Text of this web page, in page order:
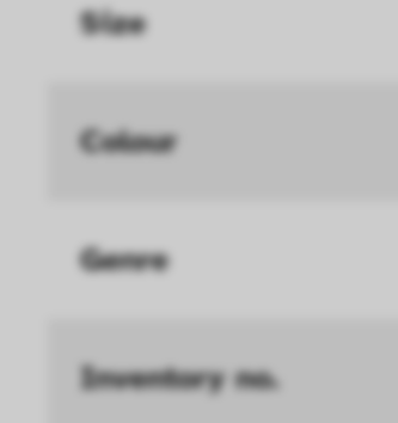
Size
Colour
Genre
Inventory no.